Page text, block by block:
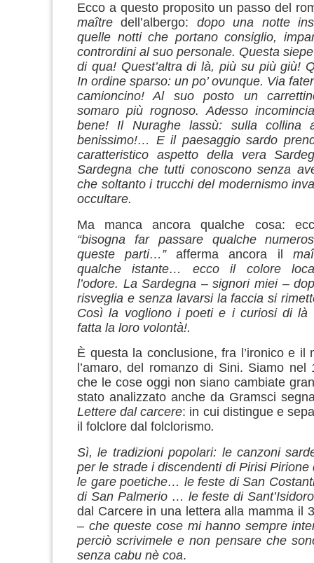
Ecco a questo proposito un passo del
maître dell’albergo: dopo una notte
quelle notti che portano consiglio,
contrordini al suo personale. Questa
di qua! Quest’altra di là, più su più giù!
In ordine sparso: un po’ ovunque. Via
camioncino! Al suo posto un
somaro più rognoso. Adesso
bene! Il Nuraghe lassù: sulla collina
benissimo!… E il paesaggio sardo
caratteristico aspetto della vera
Sardegna che tutti conoscono senza
che soltanto i trucchi del modernismo
occultare.
Ma manca ancora qualche cosa:
“bisogna far passare qualche
queste parti…”afferma ancora il
qualche istante… ecco
il colore
l’odore. La Sardegna – signori miei –
risveglia e senza lavarsi la faccia si
Così la vogliono i poeti e i curiosi di là
fatta la loro volontà!.
È questa la conclusione, fra l’ironico e il
l’amaro, del romanzo di Sini. Siamo nel
che le cose oggi non siano cambiate
stato analizzato anche da Gramsci
Lettere dal carcere: in cui distingue e
il folclore dal folclorismo.
Sì, le tradizioni popolari: le canzoni
per le strade i discendenti di Pirisi
le gare poetiche… le feste di San
di San Palmerio … le feste di Sant’Isidoro
dal Carcere in una lettera alla mamma il
– che queste cose mi hanno sempre
perciò scrivimele e non pensare che
senza cabu nè coa.